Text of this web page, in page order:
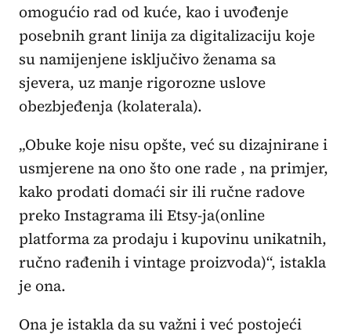
omogućio rad od kuće, kao i uvođenje
posebnih grant linija za digitalizaciju koje
su namijenjene isključivo ženama sa
sjevera, uz manje rigorozne uslove
obezbjeđenja (kolaterala).
„Obuke koje nisu opšte, već su dizajnirane i
usmjerene na ono što one rade , na primjer,
kako prodati domaći sir ili ručne radove
preko Instagrama ili Etsy-ja(online
platforma za prodaju i kupovinu unikatnih,
ručno rađenih i vintage proizvoda)“, istakla
je ona.
Ona je istakla da su važni i već postojeći